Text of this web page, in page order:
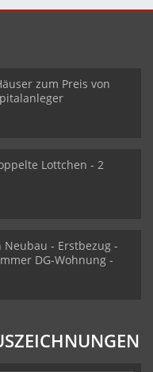
zum Preis von
Lottchen - 2
- Erstbezug -
DG-Wohnung -